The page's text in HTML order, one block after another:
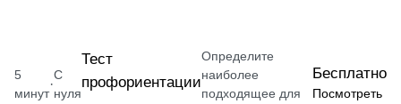
5
минут
·
С
нуля
Тест
профориентации
Определите
наиболее
подходящее для
Бесплатно
Посмотреть